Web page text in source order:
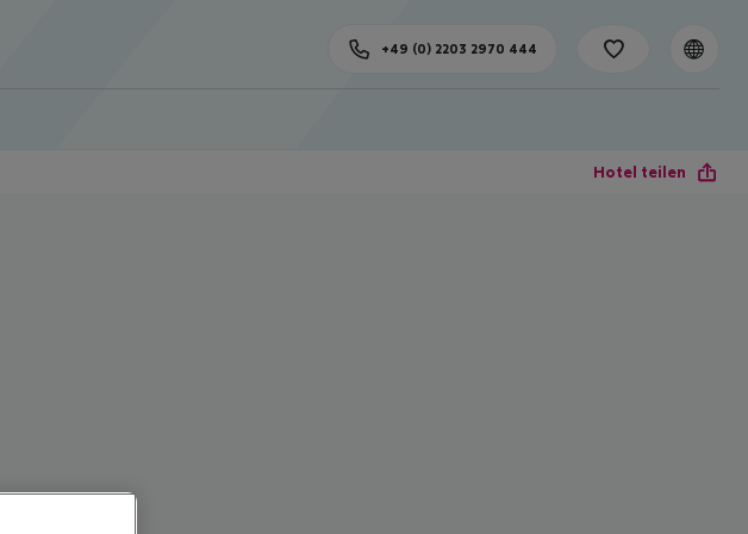
+49 (0) 2203 2970 444
Hotel teilen